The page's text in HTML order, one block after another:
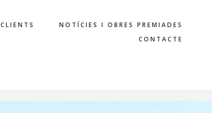
CLIENTS
NOTÍCIES I OBRES PREMIADES
CONTACTE